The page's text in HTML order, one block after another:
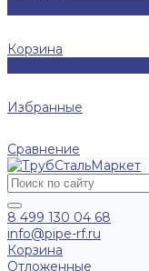
Корзина
Избранные
Сравнение
8 499 130 04 68
info@pipe-rf.ru
Корзина
Отложенные